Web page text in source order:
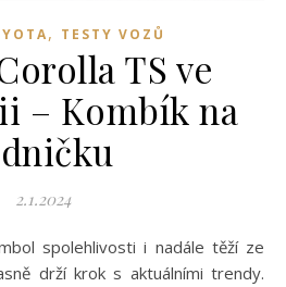
, TESTY VOZŮ
TS ve
– Kombík na
2.1.2024
drží krok s aktuálními trendy.